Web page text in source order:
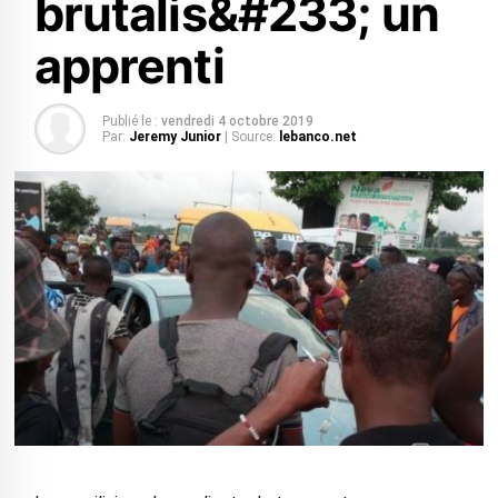
brutalis&#233; un
apprenti
Publié le : vendredi 4 octobre 2019
Par: Jeremy Junior | Source: lebanco.net